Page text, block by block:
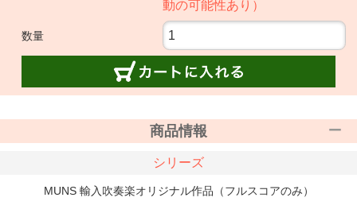
動の可能性あり）
数量
商品情報
シリーズ
MUNS 輸入吹奏楽オリジナル作品（フルスコアのみ）